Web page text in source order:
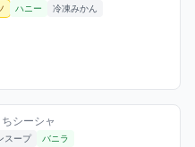
ハニー 冷凍みかん
見る
シーシャ / 2026年2月28日
シーシャ
スープ バニラ